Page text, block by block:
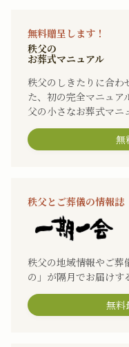
無料贈呈します！
秩父の
お葬式マニュアル
秩父のしきたりに合わ
た、初の完全マニュア
父の小さなお葬式マニ
無
秩父とご葬儀の情報誌
秩父の地域情報やご葬
の」が隔月でお届けす
無料